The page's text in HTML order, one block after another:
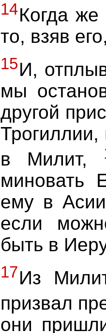
14Когда
то, взяв
15И,
мы
другой
в Милит,
миновать
ему в
если
быть в
17Из
призвал
они